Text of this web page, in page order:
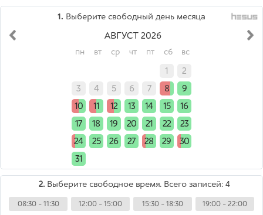
1. Выберите свободный день месяца
АВГУСТ 2026
пн вт ср чт пт сб вс
1
2
3
4 5 6 7 8
9
10
11 12 13 14 15
16
17
18 19 20 21 22
23
24
25 26 27 28 29
30
31
2. Выберите свободное время. Всего записей: 4
08:30 - 11:30 12:00 - 15:00 15:30 - 18:30 19:00 - 22:00